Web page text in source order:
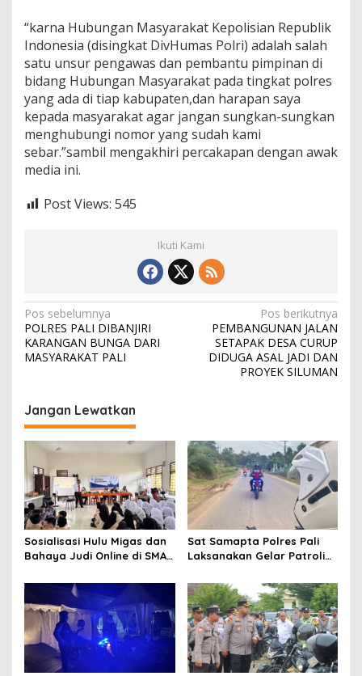
“karna Hubungan Masyarakat Kepolisian Republik
Indonesia (disingkat DivHumas Polri) adalah salah
satu unsur pengawas dan pembantu pimpinan di
bidang Hubungan Masyarakat pada tingkat polres
yang ada di tiap kabupaten,dan harapan saya
kepada masyarakat agar jangan sungkan-sungkan
menghubungi nomor yang sudah kami
sebar.”sambil mengakhiri percakapan dengan awak
media ini.
Post Views: 545
Ikuti Kami
N
a
v
g
a
i
p
o
s
Pos sebelumnya
POLRES PALI DIBANJIRI
KARANGAN BUNGA DARI
MASYARAKAT PALI
Pos berikutnya
PEMBANGUNAN JALAN
SETAPAK DESA CURUP
DIDUGA ASAL JADI DAN
PROYEK SILUMAN
Jangan Lewatkan
Sosialisasi Hulu Migas dan
Bahaya Judi Online di SMAN
Sat Samapta Polres Pali
Laksanakan Gelar Patroli
Keamanan Wilayah Hukum
Polres Pali